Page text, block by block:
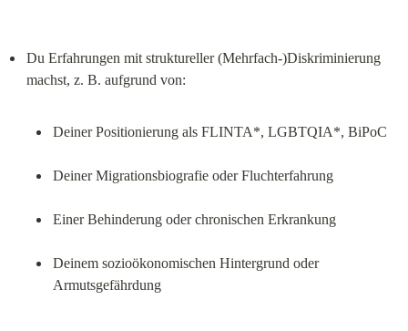
Du Erfahrungen mit struktureller (Mehrfach-)Diskriminierung
Deiner Positionierung als FLINTA*, LGBTQIA*, BiPoC
Deiner Migrationsbiografie oder Fluchterfahrung
Einer Behinderung oder chronischen Erkrankung
Deinem sozioökonomischen Hintergrund oder
Armutsgefährdung